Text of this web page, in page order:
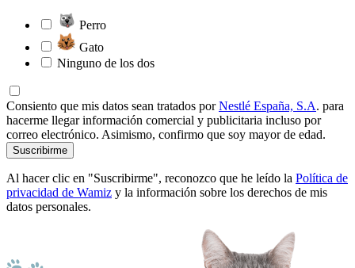
Perro
Gato
Ninguno de los dos
Consiento que mis datos sean tratados porNestlé España, S.A. para
hacerme llegar información comercial y publicitaria incluso por
correo electrónico. Asimismo, confirmo que soy mayor de edad.
Suscribirme
Al hacer clic en "Suscribirme", reconozco que he leído la Política de
privacidad de Wamiz y la información sobre los derechos de mis
datos personales.